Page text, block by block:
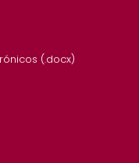
(.docx)